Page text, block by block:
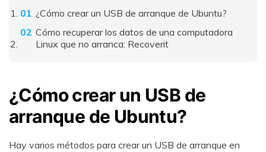
¿Cómo crear un USB de arranque de Ubuntu?
Cómo recuperar los datos de una computadora
Linux que no arranca: Recoverit
¿Cómo crear un USB de
arranque de Ubuntu?
Hay varios métodos para crear un USB de arranque en